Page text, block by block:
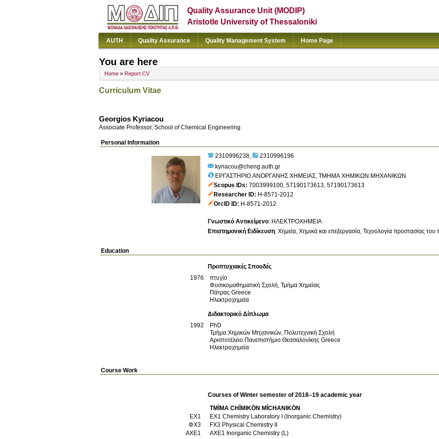
Quality Assurance Unit (MODIP)
Aristotle University of Thessaloniki
AUTH Quality Assurance Quality Management System Home Page
You are here
Home » Report CV
Curriculum Vitae
Georgios Kyriacou
Associate Professor, School of Chemical Engineering
Personal Information
2310996238
2310996196
kyriacou@cheng.auth.gr
ΕΡΓΑΣΤΗΡΙΟ ΑΝΟΡΓΑΝΗΣ ΧΗΜΕΙΑΣ, ΤΜΗΜΑ ΧΗΜΙΚΩΝ ΜΗΧΑΝΙΚΩΝ
Scopus IDs 7003999100, 57190173613, 57190173613
Researcher ID H-8571-2012
OrcID ID H-8571-2012
Γνωστικό Αντικείμενο: ΗΛΕΚΤΡΟΧΗΜΕΙΑ
Επιστημονική Ειδίκευση: Χημεία Χημικά και επεξεργασία Τεχνολογία προστασίας του
Education
Προπτυχιακές Σπουδές
1976
πτυχίο
Φυσικομαθηματική Σχολή, Τμήμα Χημείας
Πάτρας Greece
Ηλεκτροχημεία
Διδακτορικό Δίπλωμα
1992
PhD
Τμήμα Χημικών Μηχανικών, Πολυτεχνική Σχολή
Αριστοτέλειο Πανεπιστήμιο Θεσσαλονίκης Greece
Ηλεκτροχημεία
Course Work
Courses of Winter semester of 2018–19 academic year
TMĪMA CΗĪMIKŌN MĪCΗANIKŌN
ΕΧ1
EX1 Chemistry Laboratory I (Inorganic Chemistry)
ΦΧ3
FX3 Physical Chemistry II
ΑΧΕ1
AXE1 Inorganic Chemistry (L)